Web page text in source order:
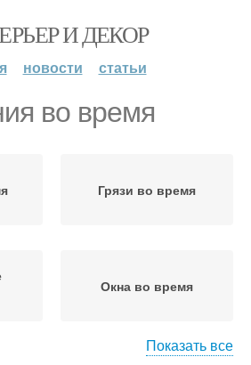
И ДЕКОР
новости статьи
во время
Грязи во время
Окна во время
Показать все